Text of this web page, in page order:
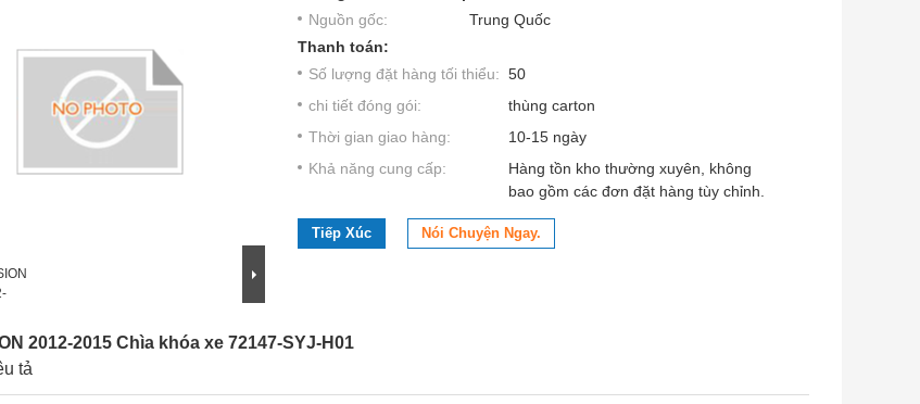
Nguồn gốc:
Trung Quốc
Thanh toán:
Số lượng đặt hàng tối thiểu: 50
chi tiết đóng gói:
thùng carton
Thời gian giao hàng:
10-15 ngày
Khả năng cung cấp:
Hàng tồn kho thường xuyên, không
bao gồm các đơn đặt hàng tùy chỉnh.
Tiếp Xúc Nói Chuyện Ngay.
2012-2015 Chìa khóa xe 72147-SYJ-H01
tả